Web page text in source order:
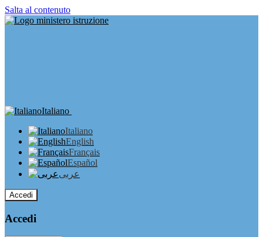
Salta al contenuto
Italiano
Italiano
English
Français
Español
عربى
Accedi
Accedi